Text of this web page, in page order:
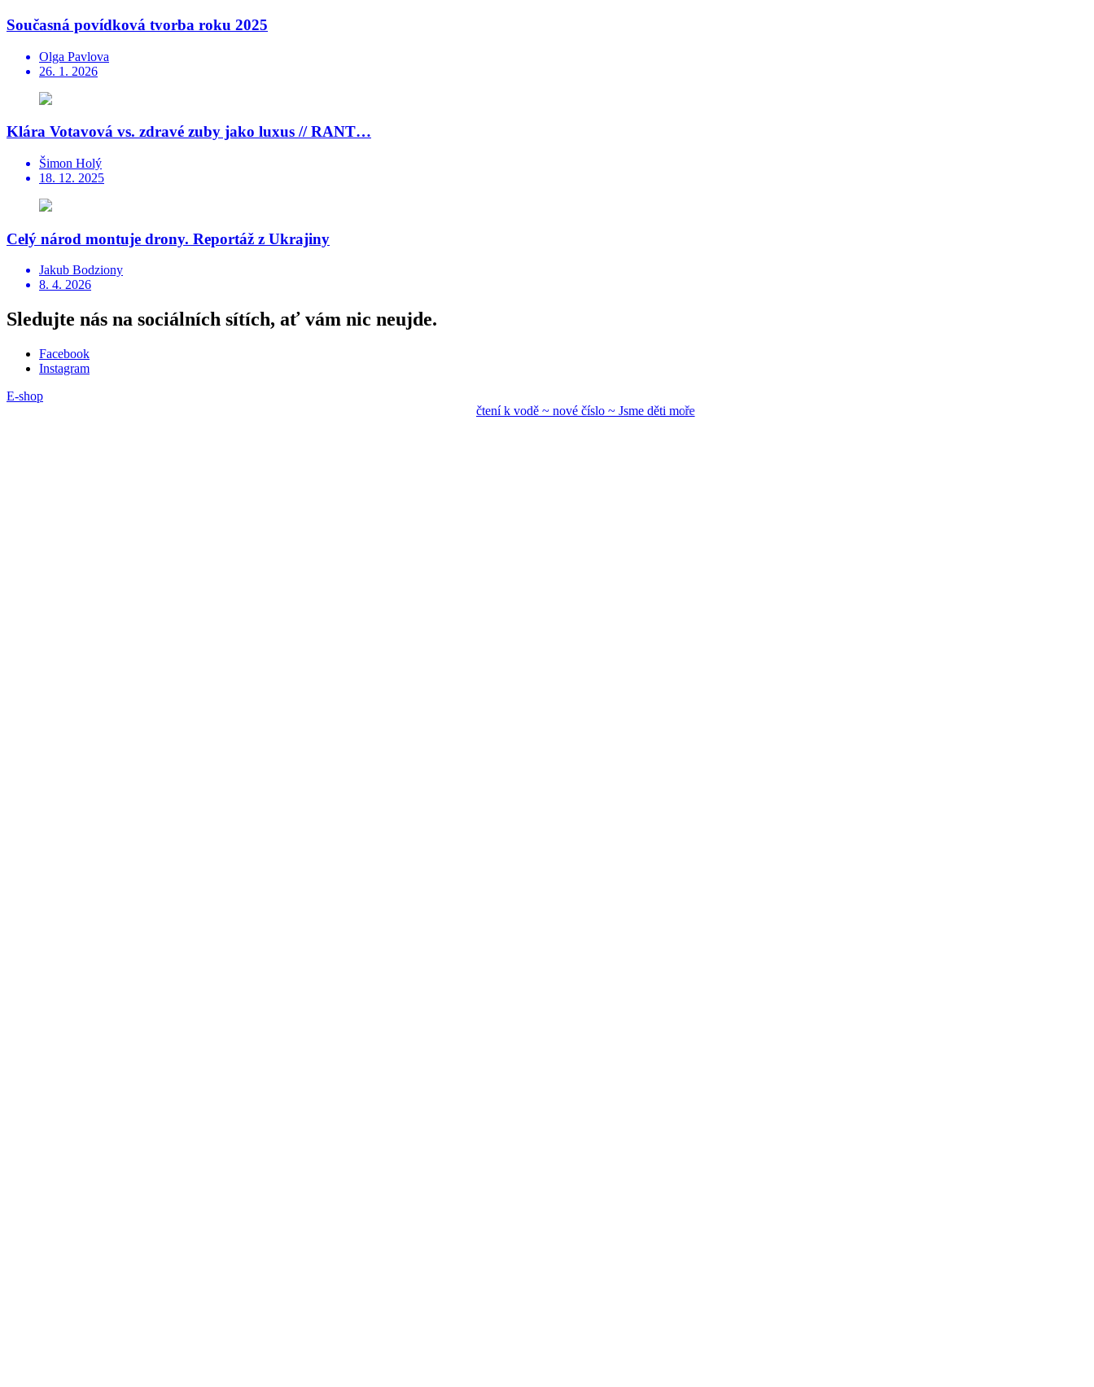
Současná povídková tvorba roku 2025
Olga Pavlova
26. 1. 2026
Klára Votavová vs. zdravé zuby jako luxus // RANT…
Šimon Holý
18. 12. 2025
Celý národ montuje drony. Reportáž z Ukrajiny
Jakub Bodziony
8. 4. 2026
Sledujte nás na sociálních sítích, ať vám nic neujde.
Facebook
Instagram
E-shop
čtení k vodě ~ novéčíslo ~ Jsme děti mo ře